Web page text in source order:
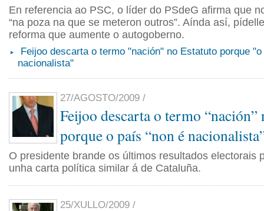
En referencia ao PSC, o líder do PSdeG afirma que
“na poza na que se meteron outros”. Aínda así,
reforma que aumente o autogoberno.
Feijoo descarta o termo "nación" no Estatuto porque
nacionalista"
27/AGOSTO/2009 /
Feijoo descarta o termo “nación”
porque o país “non é
O presidente brande os últimos resultados electorais
unha carta política similar á de Cataluña.
25/XULLO/2009 /